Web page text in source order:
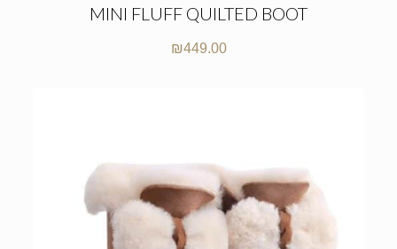
MINI FLUFF QUILTED BOOT
₪449.00